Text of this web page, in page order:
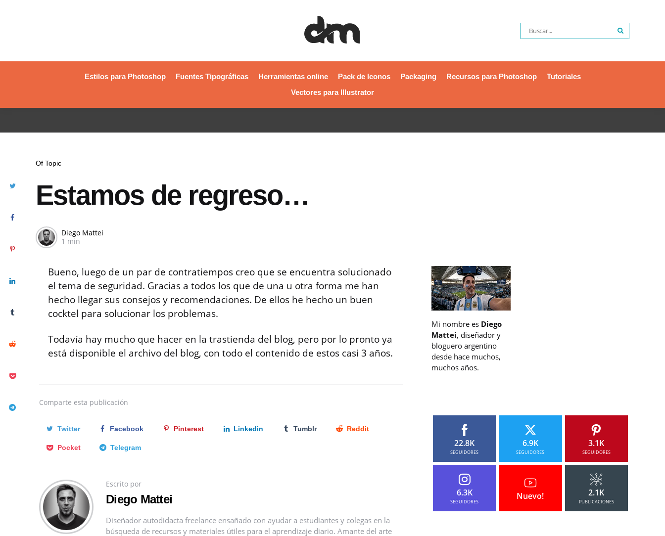
Estilos para Photoshop Fuentes Tipográficas Herramientas online Pack de Iconos Packaging Recursos para Photoshop
Tutoriales
Vectores para Illustrator
Of Topic
Estamos de regreso…
Diego Mattei
1 min
Bueno, luego de un par de contratiempos creo que se encuentra solucionado
el tema de seguridad. Gracias a todos los que de una u otra forma me han
hecho llegar sus consejos y recomendaciones. De ellos he hecho un buen
cocktel para solucionar los problemas.
Todavía hay mucho que hacer en la trastienda del blog, pero por lo pronto ya
está disponible el archivo del blog, con todo el contenido de estos casi 3 años.
Comparte esta publicación
Twitter Facebook Pinterest Linkedin Tumblr Reddit
Pocket Telegram
Escrito por
Diego Mattei
Diseñador autodidacta freelance ensañado con ayudar a estudiantes y colegas en la
búsqueda de recursos y materiales útiles para el aprendizaje diario. Amante del arte
Mi nombre es Diego
Mattei, diseñador y
bloguero argentino
desde hace muchos,
muchos años.
22.8K
SEGUIDORES
6.9K
SEGUIDORES
3.1K
SEGUIDORES
6.3K
SEGUIDORES
Nuevo! 2.1K
PUBLICACIONES